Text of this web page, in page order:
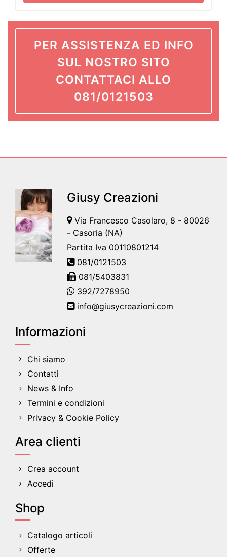
PER ASSISTENZA ED INFO
SUL NOSTRO SITO
CONTATTACI ALLO
081/0121503
Giusy Creazioni
Via Francesco Casolaro, 8 - 80026
- Casoria (NA)
Partita Iva 00110801214
081/0121503
081/5403831
392/7278950
info@giusycreazioni.com
Informazioni
Chi siamo
Contatti
News & Info
Termini e condizioni
Privacy & Cookie Policy
Area clienti
Crea account
Accedi
Shop
Catalogo articoli
Offerte